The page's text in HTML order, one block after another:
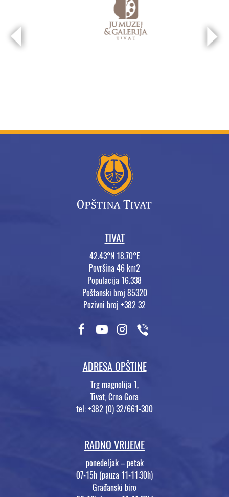
TIVAT
42.43°N 18.70°E
Površina 46 km2
Populacija 16.338
Poštanski broj 85320
Pozivni broj +382 32
ADRESA OPŠTINE
Trg magnolija 1,
Tivat, Crna Gora
tel: +382 (0) 32/661-300
RADNO VRIJEME
ponedeljak – petak
07-15h (pauza 11-11:30h)
Građanski biro